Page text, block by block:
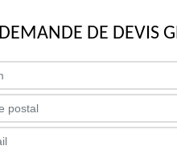
DEMANDE DE DEVIS